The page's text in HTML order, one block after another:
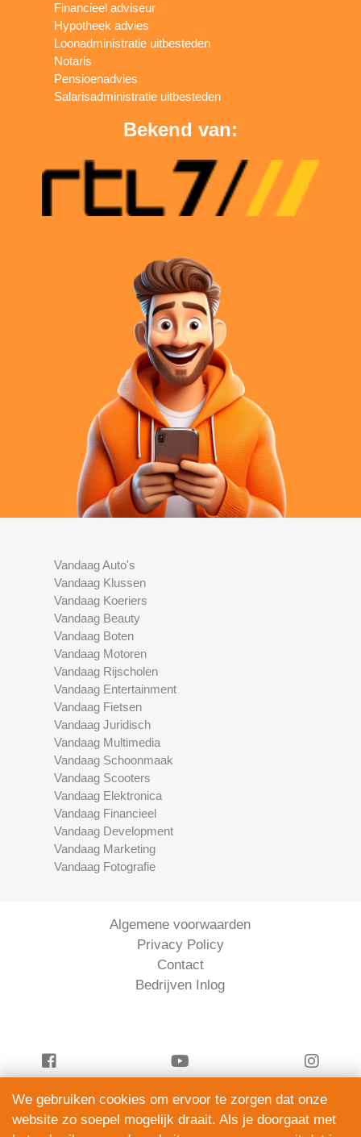
Financieel adviseur
Hypotheek advies
Loonadministratie uitbesteden
Notaris
Pensioenadvies
Salarisadministratie uitbesteden
Bekend van:
Vandaag Auto's
Vandaag Klussen
Vandaag Koeriers
Vandaag Beauty
Vandaag Boten
Vandaag Motoren
Vandaag Rijscholen
Vandaag Entertainment
Vandaag Fietsen
Vandaag Juridisch
Vandaag Multimedia
Vandaag Schoonmaak
Vandaag Scooters
Vandaag Elektronica
Vandaag Financieel
Vandaag Development
Vandaag Marketing
Vandaag Fotografie
Algemene voorwaarden
Privacy Policy
Contact
Bedrijven Inlog
Vandaag Financieel is onderdeel van
We gebruiken cookies om ervoor te zorgen dat onze
website zo soepel mogelijk draait. Als je doorgaat met